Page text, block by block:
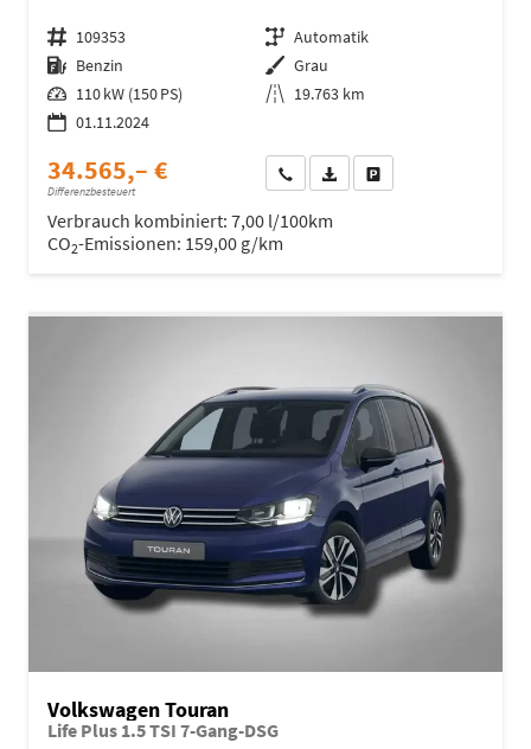
Fahrzeugnr. 109353 Getriebe Automatik
Kraftstoff Benzin Außenfarbe Grau
Leistung 110 kW (150 PS) Kilometerstand 19.763 km
01.11.2024
34.565,– €
Differenzbesteuert
Wir rufen Sie anFahrzeugexposé (PDF)
Verbrauch kombiniert: 7,00 l/100km
CO2-Emissionen: 159,00 g/km
Volkswagen Touran
Life Plus 1.5 TSI 7-Gang-DSG